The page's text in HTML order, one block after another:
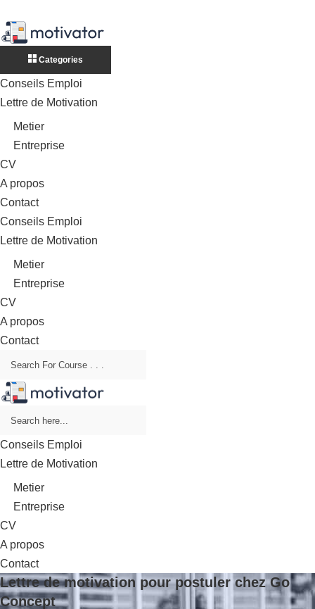
Categories
Conseils Emploi
Lettre de Motivation
Metier
Entreprise
CV
A propos
Contact
Conseils Emploi
Lettre de Motivation
Metier
Entreprise
CV
A propos
Contact
Conseils Emploi
Lettre de Motivation
Metier
Entreprise
CV
A propos
Contact
Lettre de motivation pour postuler chez Go
Concept